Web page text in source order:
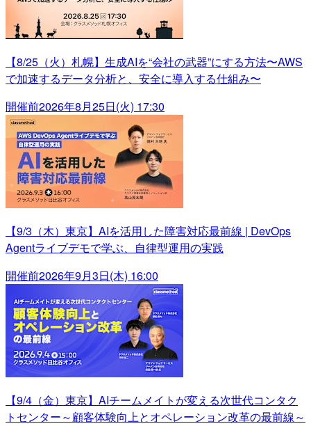
【8/25（火）札幌】生成AIを“会社の武器”にする方法〜AWS
で加速するデータ分析と、安全に導入する仕組み〜
開催前2026年8月25日(火) 17:30
【9/3（木）東京】AIを活用した障害対応最前線 | DevOps
Agentライブデモで学ぶ、自律型運用の実践
開催前2026年9月3日(木) 16:00
【9/4（金）東京】AIチームメイトが変える次世代コンタク
トセンター～顧客体験向上とオペレーション改革の最前線～